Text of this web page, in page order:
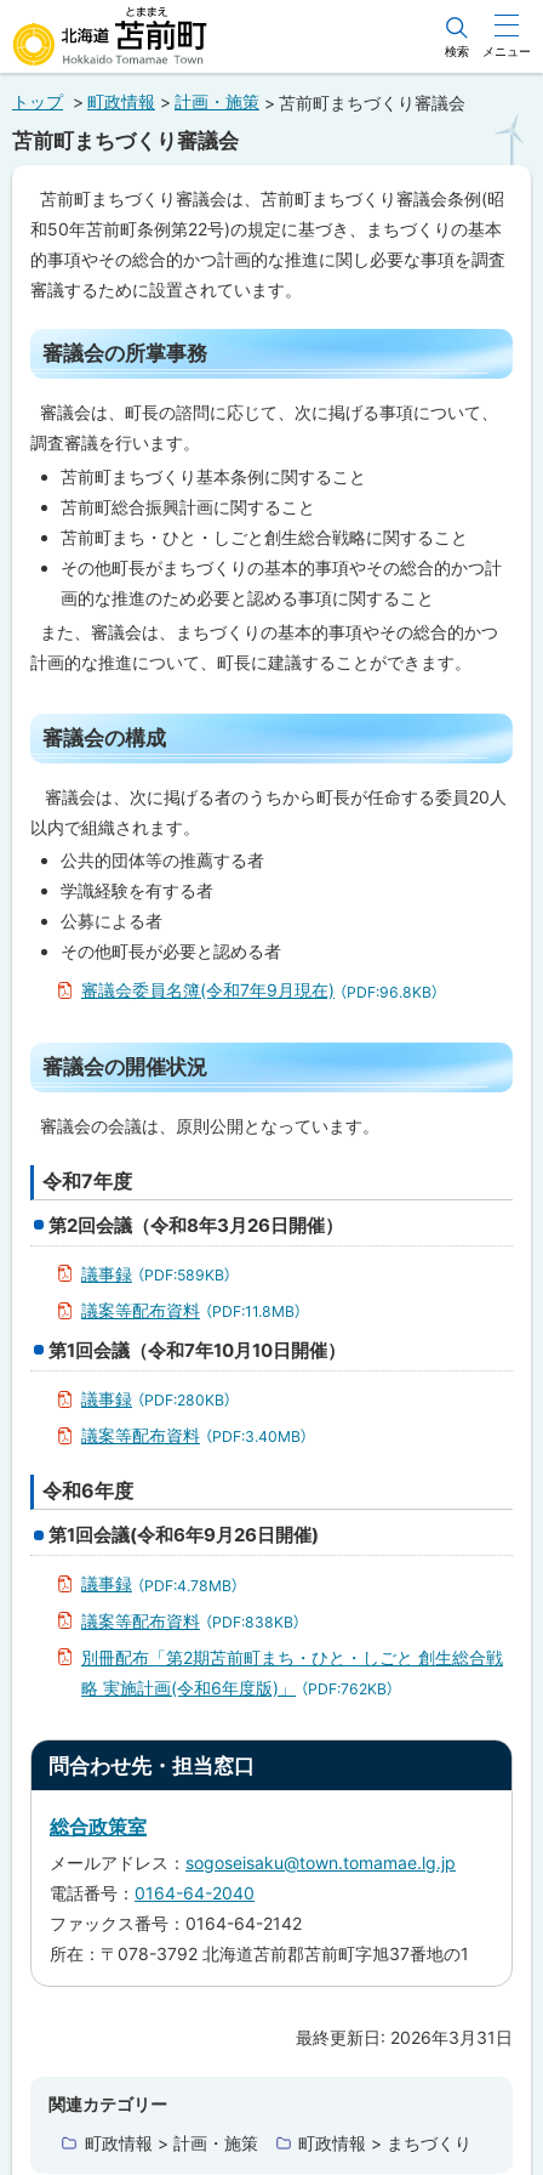
文
メ
ニ
北海道苫前町
Hokkaido Tomamae Town
検索 メニュー
トップ 町政情報 計画・施策 苫前町まちづくり審議会
苫前町まちづくり審議会
苫前町まちづくり審議会は、苫前町まちづくり審議会条例(昭
和50年苫前町条例第22号)の規定に基づき、まちづくりの基本
的事項やその総合的かつ計画的な推進に関し必要な事項を調査
審議するために設置されています。
ペ
ー
ジ
内
目
次
審
議
の
所
事
審
議
構
成
審
議
会
開
催
況
先
・
担
当
窓
審議会の所掌事務
審議会は、町長の諮問に応じて、次に掲げる事項について、
調査審議を行います。
苫前町まちづくり基本条例に関すること
苫前町総合振興計画に関すること
苫前町まち・ひと・しごと創生総合戦略に関すること
その他町長がまちづくりの基本的事項やその総合的かつ計
画的な推進のため必要と認める事項に関すること
また、審議会は、まちづくりの基本的事項やその総合的かつ
計画的な推進について、町長に建議することができます。
ト
ッ
プ
に
審議会の構成
審議会は、次に掲げる者のうちから町長が任命する委員20人
以内で組織されます。
公共的団体等の推薦する者
学識経験を有する者
公募による者
その他町長が必要と認める者
審議会委員名簿(令和7年9月現在) （PDF:96.8KB）
ト
ッ
プ
戻
審議会の開催状況
審議会の会議は、原則公開となっています。
令和7年度
第2回会議（令和8年3月26日開催）
議事録 （PDF:589KB）
議案等配布資料 （PDF:11.8MB）
第1回会議（令和7年10月10日開催）
議事録 （PDF:280KB）
議案等配布資料 （PDF:3.40MB）
令和6年度
第1回会議(令和6年9月26日開催)
議事録 （PDF:4.78MB）
議案等配布資料 （PDF:838KB）
別冊配布「第2期苫前町まち・ひと・しごと 創生総合戦
略 実施計画(令和6年度版)」
（PDF:762KB）
ト
問合わせ先・担当窓口
総合政策室
メールアドレス： sogoseisaku@town.tomamae.lg.jp
電話番号： 0164-64-2040
ファックス番号：0164-64-2142
所在：〒078-3792 北海道苫前郡苫前町字旭37番地の1
最終更新日: 2026年3月31日
関連カテゴリー
町政情報 > 計画・施策
町政情報 > まちづくり